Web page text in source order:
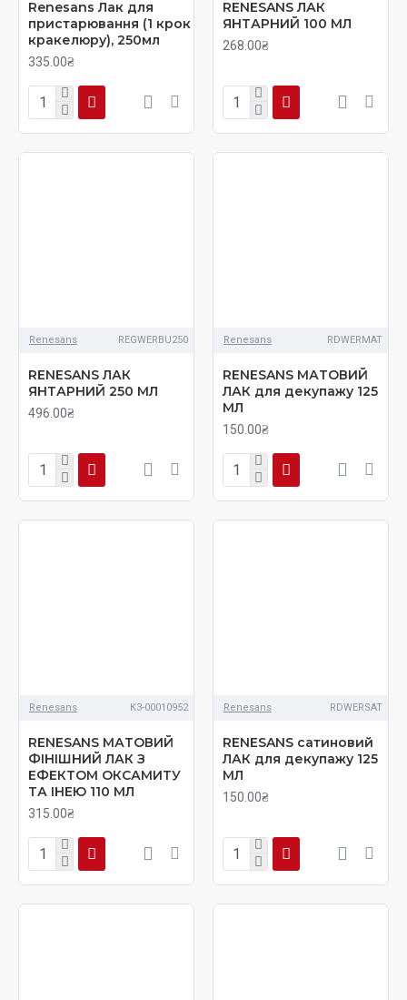
Renesans Лак для
пристарювання (1 крок
кракелюру), 250мл
335.00₴
RENESANS ЛАК
ЯНТАРНИЙ 100 МЛ
268.00₴
Renesans REGWERBU250
RENESANS ЛАК
ЯНТАРНИЙ 250 МЛ
496.00₴
Renesans RDWERMAT
RENESANS МАТОВИЙ
ЛАК для декупажу 125
МЛ
150.00₴
Renesans К3-00010952
RENESANS МАТОВИЙ
ФІНІШНИЙ ЛАК З
ЕФЕКТОМ ОКСАМИТУ
ТА ІНЕЮ 110 МЛ
315.00₴
Renesans RDWERSAT
RENESANS сатиновий
ЛАК для декупажу 125
МЛ
150.00₴